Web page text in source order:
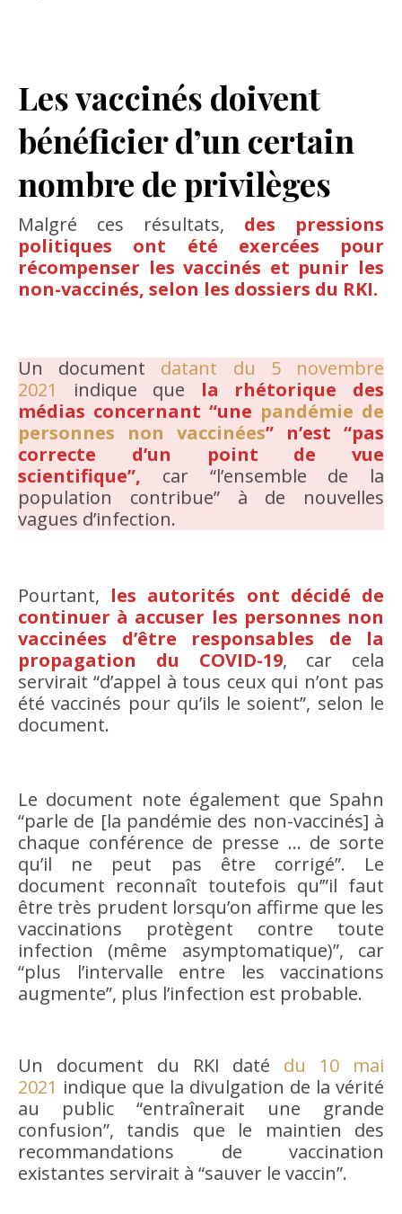
Les vaccinés doivent
bénéficier d’un certain
nombre de privilèges
Malgré ces résultats, des pressions
politiques ont été exercées pour
récompenser les vaccinés et punir les
non-vaccinés, selon les dossiers du RKI.
Un document datant du 5 novembre
2021
indique que la rhétorique des
médias concernant “une pandémie de
personnes non vaccinées” n’est “pas
correcte d’un point de vue
scientifique”, car “l’ensemble de la
population contribue” à de nouvelles
vagues d’infection.
Pourtant, les autorités ont décidé de
continuer à accuser les personnes non
vaccinées d’être responsables de la
propagation du COVID-19, car cela
servirait “d’appel à tous ceux qui n’ont pas
été vaccinés pour qu’ils le soient”, selon le
document.
Le document note également que Spahn
“parle de [la pandémie des non-vaccinés] à
chaque conférence de presse … de sorte
qu’il ne peut pas être corrigé”. Le
document reconnaît toutefois qu’”il faut
être très prudent lorsqu’on affirme que les
vaccinations protègent contre toute
infection (même asymptomatique)”, car
“plus l’intervalle entre les vaccinations
augmente”, plus l’infection est probable.
Un document du RKI daté du 10 mai
2021 indique que la divulgation de la vérité
au public “entraînerait une grande
confusion”, tandis que le maintien des
recommandations de vaccination
existantes servirait à “sauver le vaccin”.